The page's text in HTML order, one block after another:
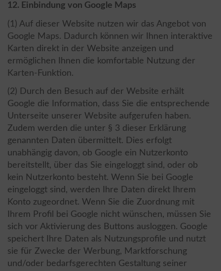
12. Einbindung von Google Maps
(1) Auf dieser Website nutzen wir das Angebot von
Google Maps. Dadurch können wir Ihnen interaktive
Karten direkt in der Website anzeigen und
ermöglichen Ihnen die komfortable Nutzung der
Karten-Funktion.
(2) Durch den Besuch auf der Website erhält
Google die Information, dass Sie die entsprechende
Unterseite unserer Website aufgerufen haben.
Zudem werden die unter § 3 dieser Erklärung
genannten Daten übermittelt. Dies erfolgt
unabhängig davon, ob Google ein Nutzerkonto
bereitstellt, über das Sie eingeloggt sind, oder ob
kein Nutzerkonto besteht. Wenn Sie bei Google
eingeloggt sind, werden Ihre Daten direkt Ihrem
Konto zugeordnet. Wenn Sie die Zuordnung mit
Ihrem Profil bei Google nicht wünschen, müssen Sie
sich vor Aktivierung des Buttons ausloggen. Google
speichert Ihre Daten als Nutzungsprofile und nutzt
sie für Zwecke der Werbung, Marktforschung
und/oder bedarfsgerechten Gestaltung seiner